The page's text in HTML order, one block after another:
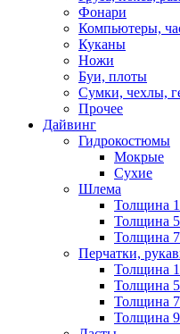
Фонари
Компьютеры,
Куканы
Ножи
Буи, плоты
Сумки, чехлы,
Прочее
Дайвинг
Гидрокостюмы
Мокрые
Сухие
Шлема
Толщина
Толщина
Толщина
Перчатки,
Толщина
Толщина
Толщина
Толщина